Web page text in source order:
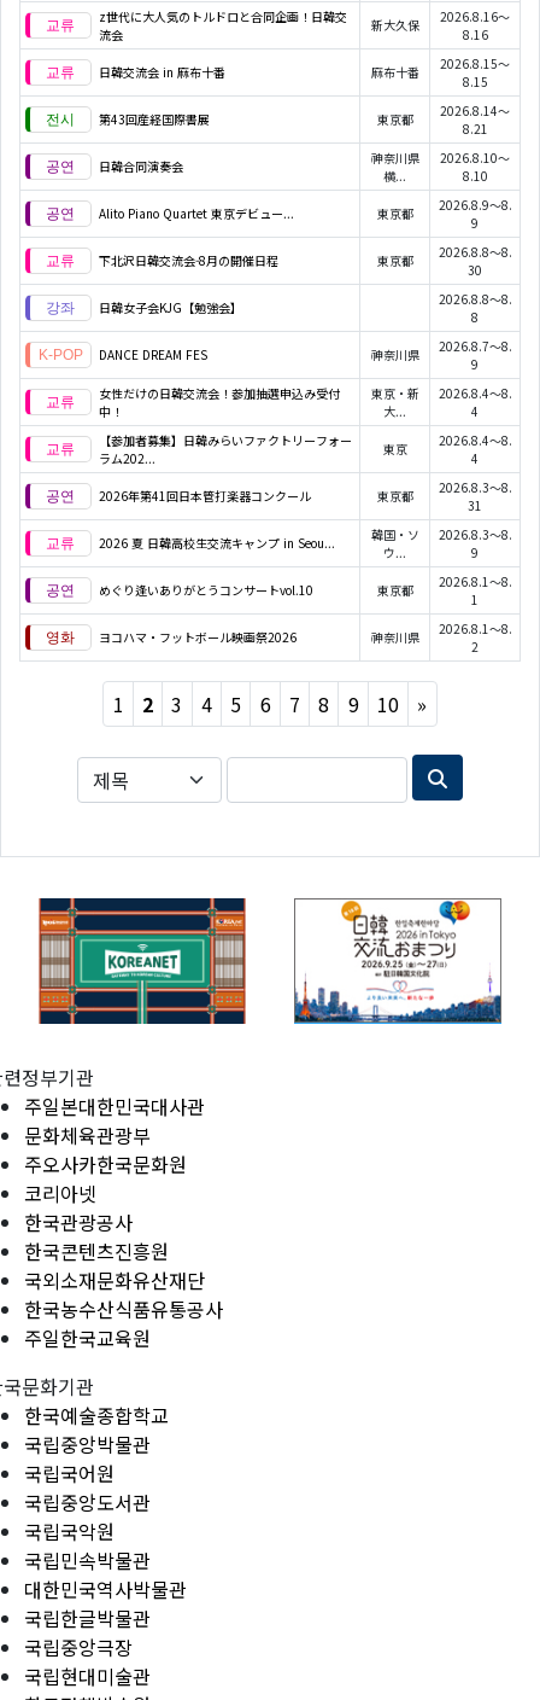
z世代に大人気のトルドロと合同企画！日韓交
流会
新大久保
2026.8.16～
8.16
日韓交流会 in 麻布十番 麻布十番
2026.8.15～
8.15
第43回産経国際書展 東京都
2026.8.14～
8.21
日韓合同演奏会
神奈川県
横...
2026.8.10～
8.10
Alito Piano Quartet 東京デビュー... 東京都
2026.8.9～8.
9
下北沢日韓交流会-8月の開催日程 東京都
2026.8.8～8.
30
日韓女子会KJG【勉強会】
2026.8.8～8.
8
DANCE DREAM FES 神奈川県
2026.8.7～8.
9
女性だけの日韓交流会！参加抽選申込み受付
中！
東京・新
大...
2026.8.4～8.
4
【参加者募集】日韓みらいファクトリーフォー
ラム202...
東京
2026.8.4～8.
4
2026年第41回日本管打楽器コンクール 東京都
2026.8.3～8.
31
2026 夏 日韓高校生交流キャンプ in Seou...
韓国・ソ
ウ...
2026.8.3～8.
9
めぐり逢いありがとうコンサートvol.10 東京都
2026.8.1～8.
1
ヨコハマ・フットボール映画祭2026 神奈川県
2026.8.1～8.
2
1 2 3 4 5 6 7 8 9 10 »
정부기관
주일본대한민국대사관
문화체육관광부
주오사카한국문화원
코리아넷
한국관광공사
한국콘텐츠진흥원
국외소재문화유산재단
한국농수산식품유통공사
주일한국교육원
문화기관
한국예술종합학교
국립중앙박물관
국립국어원
국립중앙도서관
국립국악원
국립민속박물관
대한민국역사박물관
국립한글박물관
국립중앙극장
국립현대미술관